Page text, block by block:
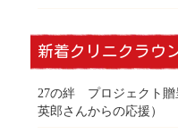
新着クリニクラウ
27の絆 プロジェクト贈
英郎さんからの応援）